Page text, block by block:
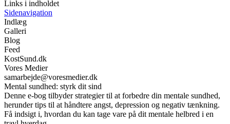
Links i indholdet
Sidenavigation
Indlæg
Galleri
Blog
Feed
KostSund.dk
Vores Medier
samarbejde@voresmedier.dk
Mental sundhed: styrk dit sind
Denne e-bog tilbyder strategier til at forbedre din mentale sundhed,
herunder tips til at håndtere angst, depression og negativ tænkning.
Få indsigt i, hvordan du kan tage vare på dit mentale helbred i en